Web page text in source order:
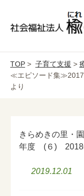
TOP > 子育て支援 >
≪エピソード集
より
きらめきの里・
年度 (６) 2018
2019.12.01